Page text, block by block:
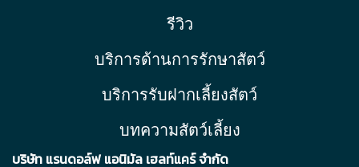
รีวิว
บริการด้านการรักษาสัตว์
บริการรับฝากเลี้ยงสัตว์
บทความสัตว์เลี้ยง
บริษัท แรนดอล์ฟ แอนิมัล เฮลท์แคร์ จำกัด